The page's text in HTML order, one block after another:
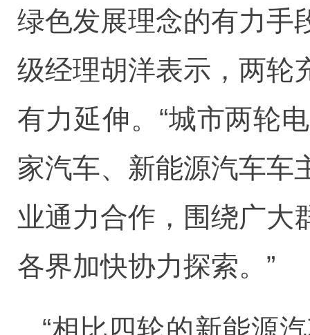
绿色发展理念的有力手
级经理胡洋表示，两轮
有力延伸。“城市两轮
家汽车、新能源汽车车
业通力合作，围绕广大
各界加快协力探索。”
“相比四轮的新能源